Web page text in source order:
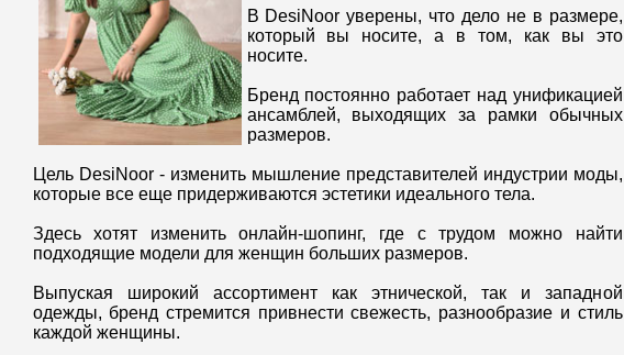
В DesiNoor уверены, что дело не в размере,
который вы носите, а в том, как вы это
носите.
Бренд постоянно работает над унификацией
ансамблей, выходящих за рамки обычных
размеров.
Цель DesiNoor - изменить мышление представителей индустрии моды,
которые все еще придерживаются эстетики идеального тела.
Здесь хотят изменить онлайн-шопинг, где с трудом можно найти
подходящие модели для женщин больших размеров.
Выпуская широкий ассортимент как этнической, так и западной
одежды, бренд стремится привнести свежесть, разнообразие и стиль
каждой женщины.